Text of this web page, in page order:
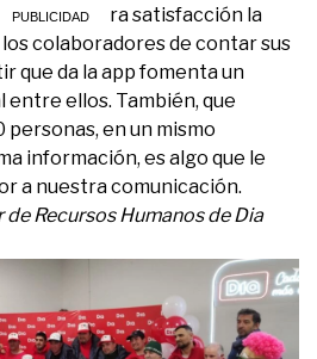
y me genera satisfacción la
colaboradores de contar sus
que da la app fomenta un
entre ellos. También, que
personas, en un mismo
información, es algo que le
a nuestra comunicación.
Recursos Humanos de Dia